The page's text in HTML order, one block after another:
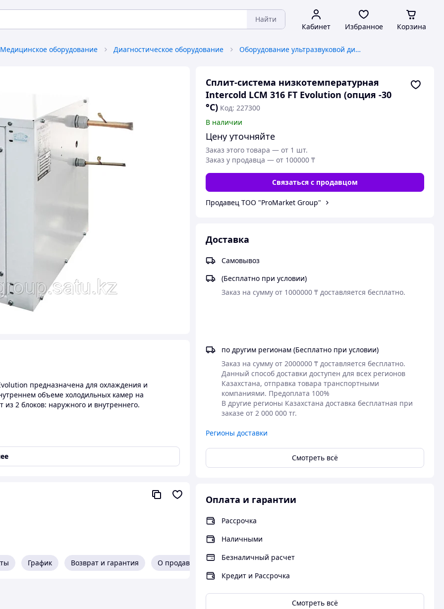
Найти
Кабинет Избранное Корзина
Медицинское оборудование Диагностическое оборудование Оборудование ультразвуковой диагностики
Сплит-система низкотемпературная
Intercold LCM 316 FT Evolution (опция -30
°С) Код: 227300
В наличии
Цену уточняйте
Заказ этого товара — от 1 шт.
Заказ у продавца — от 100000 ₸
Связаться с продавцом
Продавец ТОО "ProMarket Group"
Доставка
Самовывоз
(Бесплатно при условии)
Заказ на сумму от 1000000 ₸ доставляется бесплатно.
по другим регионам (Бесплатно при условии)
Заказ на сумму от 2000000 ₸ доставляется бесплатно.
Данный способ доставки доступен для всех регионов
Казахстана, отправка товара транспортными
компаниями. Предоплата 100%
В другие регионы Казахстана доставка бесплатная при
заказе от 2 000 000 тг.
Регионы доставки
Смотреть всё
Оплата и гарантии
Рассрочка
Наличными
Безналичный расчет
Кредит и Рассрочка
Смотреть всё
предназначена для охлаждения и
объеме холодильных камер на
2 блоков: наружного и внутреннего.
окружающей среды до -30 ºС
График Возврат и гарантия О продавце